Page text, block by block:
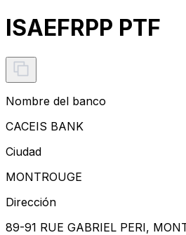
ISAEFRPP PTF
Nombre del banco
CACEIS BANK
Ciudad
MONTROUGE
Dirección
89-91 RUE GABRIEL PERI,